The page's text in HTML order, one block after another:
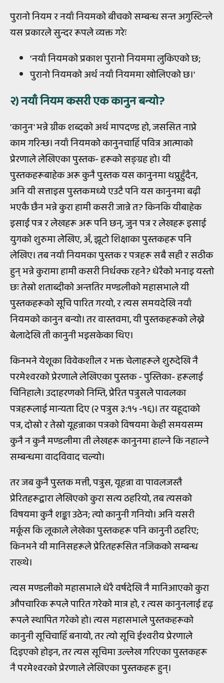
पुरानो नियम र नयाँ नियमको बीचको सम्बन्ध सन्त अगुस्टिन्ले
यस प्रकारले सुन्दर रूपले व्यक्त गरेः
'नयाँ नियमको प्रकाश पुरानो नियममा लुकिएको छ;
पुरानो नियमको अर्थ नयाँ नियममा खोलिएको छ।'
२) नयाँ नियम कसरी एक कानुन बन्यो?
'कानुन' भन्ने ग्रीक शब्दको अर्थ मापदण्ड हो, जससित नाप्ने
काम गरिन्छ। नयाँ नियमको कानुनचाहिँ पवित्र आत्माको
प्रेरणाले लेखिएका पुस्तक- हरूको सङ्ग्रह हो। यी
पुस्तकहरूबाहेक अरू कुनै पुस्तक यस कानुनमा थप्नुहुँदैन,
अनि यी सत्ताइस पुस्तकमध्ये एउटै पनि यस कानुनमा बढ़ी
भएकै छैन भन्ने कुरा हामी कसरी जान्ने त? किनकि यीबाहेक
इसाई पत्र र लेखहरू अरू पनि छन्, जुन पत्र र लेखहरू इसाई
युगको शुरुमा लेखिए, अँ, झूटो शिक्षाका पुस्तकहरू पनि
लेखिए। तब नयाँ नियमका पुस्तक र पत्रहरू सबै सही र सठीक
हुन् भन्ने कुरामा हामी कसरी निर्धक्क रहने? धेरैको भनाइ यस्तो
छः तेस्रो शताब्दीको अन्ततिर मण्डलीको महासभाले यी
पुस्तकहरूको सूचि पारित गरयो, र त्यस समयदेखि नयाँ
नियमको कानुन बन्यो। तर वास्तवमा, यी पुस्तकहरूको लेख्ने
बेलादेखि ती कानुनी भइसकेका थिए।
किनभने येशूका विवेकशील र भक्त चेलाहरूले शुरुदेखि नै
परमेश्वरको प्रेरणाले लेखिएका पुस्तक - पुस्तिका- हरूलाई
चिनिहाले। उदाहरणको निम्ति, प्रेरित पत्रुसले पावलका
पत्रहरूलाई मान्यता दिए (२ पत्रुस ३:१५ -१६)। तर यहूदाको
पत्र, दोस्रो र तेस्रो यूहन्नाका पत्रको विषयमा केही समयसम्म
कुनै न कुनै मण्डलीमा ती लेखहरू कानुनमा हाल्ने कि नहाल्ने
सम्बन्धमा वादविवाद चल्यो।
तर जब कुनै पुस्तक मत्ती, पत्रुस, यूहन्ना वा पावलजस्तै
प्रेरितहरूद्वारा लेखिएको कुरा सत्य ठहरियो, तब त्यसको
विषयमा कुनै शङ्का उठेन; त्यो कानुनी गनियो। अनि यसरी
मर्कूस कि लूकाले लेखेका पुस्तकहरू पनि कानुनी ठहरिए;
किनभने यी मानिसहरूले प्रेरितहरूसित नजिकको सम्बन्ध
राख्थे।
त्यस मण्डलीको महासभाले धेरै वर्षदेखि नै मानिआएको कुरा
औपचारिक रूपले पारित गरेको मात्र हो, र त्यस कानुनलाई दृढ़
रूपले स्थापित गरेको हो। त्यस महासभाले पुस्तकहरूको
कानुनी सूचिचाहिँ बनायो, तर त्यो सूचि ईश्वरीय प्रेरणाले
दिइएको होइन, तर त्यस सूचिमा उल्लेख गरिएका पुस्तकहरू
नै परमेश्वरको प्रेरणाले लेखिएका पुस्तकहरू हुन्।